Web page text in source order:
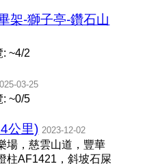
架-獅子亭-鑽石山
: ~4/2
03-25
: ~0/5
公里) 2023-12-02
場，慈雲山道，豐華
柱AF1421，斜坡石屎